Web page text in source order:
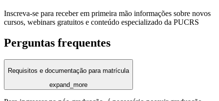
Inscreva-se para receber em primeira mão informações sobre novos
cursos, webinars gratuitos e conteúdo especializado da PUCRS
Perguntas frequentes
Requisitos e documentação para matrícula
expand_more